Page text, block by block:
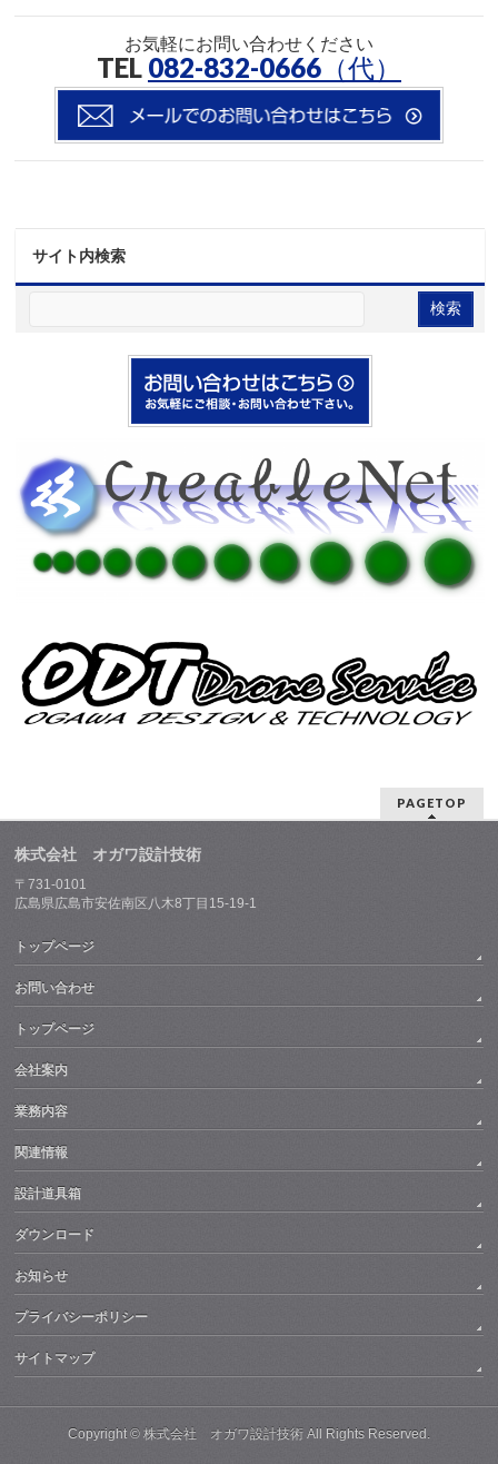
お気軽にお問い合わせください
TEL 082-832-0666（代）
サイト内検索
PAGETOP
株式会社 オガワ設計技術
〒731-0101
広島県広島市安佐南区八木8丁目15-19-1
トップページ
お問い合わせ
トップページ
会社案内
業務内容
関連情報
設計道具箱
ダウンロード
お知らせ
プライバシーポリシー
サイトマップ
Copyright © 株式会社 オガワ設計技術All Rights Reserved.